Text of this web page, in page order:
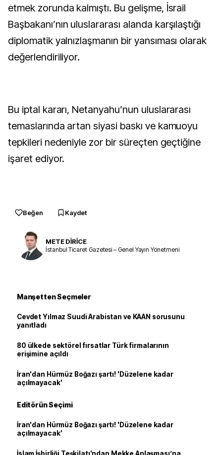
etmek zorunda kalmıştı. Bu gelişme, İsrail
Başbakanı’nın uluslararası alanda karşılaştığı
diplomatik yalnızlaşmanın bir yansıması olarak
değerlendiriliyor.
Bu iptal kararı, Netanyahu’nun uluslararası
temaslarında artan siyasi baskı ve kamuoyu
tepkileri nedeniyle zor bir süreçten geçtiğine
işaret ediyor.
Beğen Kaydet
METE DİRİCE
İstanbul Ticaret Gazetesi – Genel Yayın Yönetmeni
Manşetten Seçmeler
Cevdet Yılmaz Suudi Arabistan ve KAAN sorusunu
yanıtladı
80 ülkede sektörel fırsatlar Türk firmalarının
erişimine açıldı
İran'dan Hürmüz Boğazı şartı! 'Düzelene kadar
açılmayacak'
Editörün Seçimi
İran'dan Hürmüz Boğazı şartı! 'Düzelene kadar
açılmayacak'